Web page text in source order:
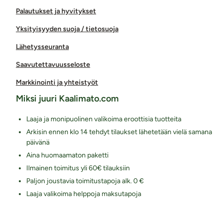
Palautukset ja hyvitykset
Yksityisyyden suoja / tietosuoja
Lähetysseuranta
Saavutettavuusseloste
Markkinointi ja yhteistyöt
Miksi juuri Kaalimato.com
Laaja ja monipuolinen valikoima eroottisia tuotteita
Arkisin ennen klo 14 tehdyt tilaukset lähetetään vielä samana
päivänä
Aina huomaamaton paketti
Ilmainen toimitus yli 60€ tilauksiin
Paljon joustavia toimitustapoja alk. 0 €
Laaja valikoima helppoja maksutapoja